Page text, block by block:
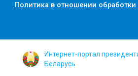
Политика в отношении
Интернет-портал
Беларусь